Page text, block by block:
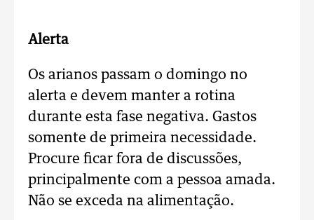
Alerta
Os arianos passam o domingo no
alerta e devem manter a rotina
durante esta fase negativa. Gastos
somente de primeira necessidade.
Procure ficar fora de discussões,
principalmente com a pessoa amada.
Não se exceda na alimentação.